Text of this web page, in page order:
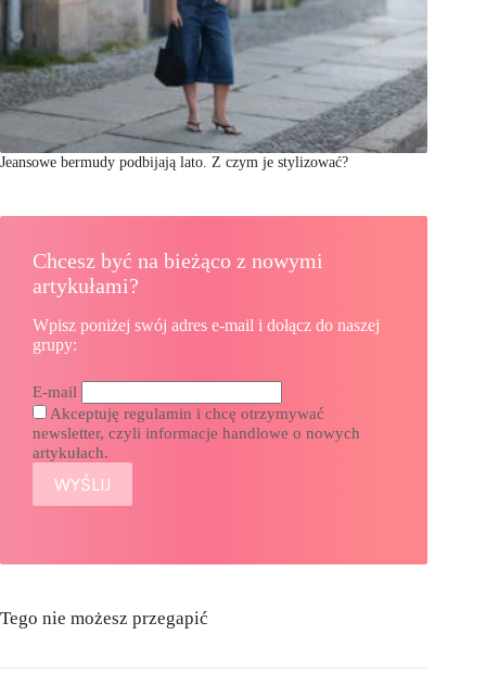
Jeansowe bermudy podbijają lato. Z czym je stylizować?
Chcesz być na bieżąco z nowymi
artykułami?
Wpisz poniżej swój adres e-mail i dołącz do naszej
grupy:
E-mail
Akceptuję regulamin i chcę otrzymywać
newsletter, czyli informacje handlowe o nowych
artykułach.
Tego nie możesz przegapić